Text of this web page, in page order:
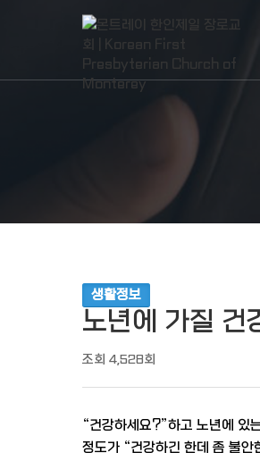
생활정보
노년에 가질 건
조회 4,528회
“건강하세요?”하고 노년에 있
정도가 “건강하긴 한데 좀 불안